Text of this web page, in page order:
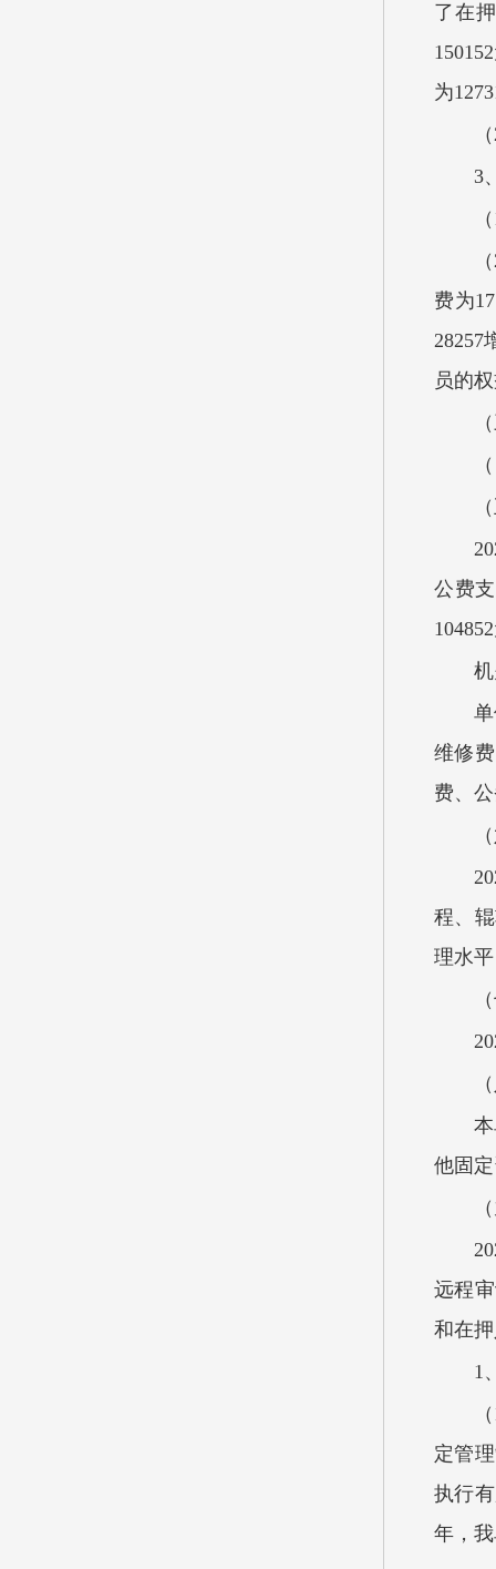
了在
为
3
费为
28257
员的
公费
维修
费、
程、
理水
他固
远程
和在
1
定管
执行
年，